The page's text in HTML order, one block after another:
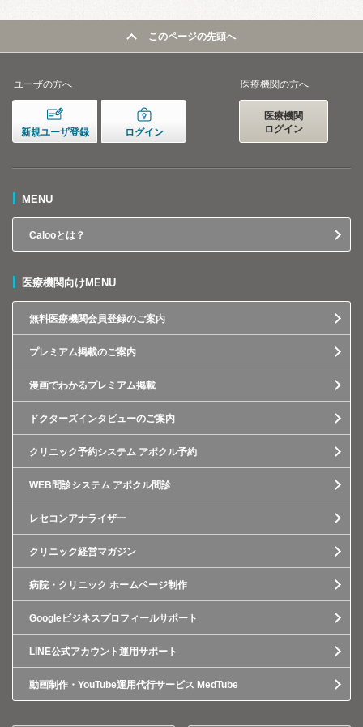
このページの先頭へ
ユーザの方へ
新規ユーザ登録 ログイン
医療機関の方へ
医療機関
ログイン
MENU
Calooとは？
医療機関向けMENU
無料医療機関会員登録のご案内
プレミアム掲載のご案内
漫画でわかるプレミアム掲載
ドクターズインタビューのご案内
クリニック予約システム アポクル予約
WEB問診システム アポクル問診
レセコンアナライザー
クリニック経営マガジン
病院・クリニック ホームページ制作
Googleビジネスプロフィールサポート
LINE公式アカウント運用サポート
動画制作・YouTube運用代行サービス MedTube